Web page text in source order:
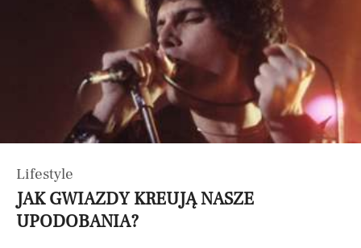
Lifestyle
JAK GWIAZDY KREUJĄ NASZE
UPODOBANIA?